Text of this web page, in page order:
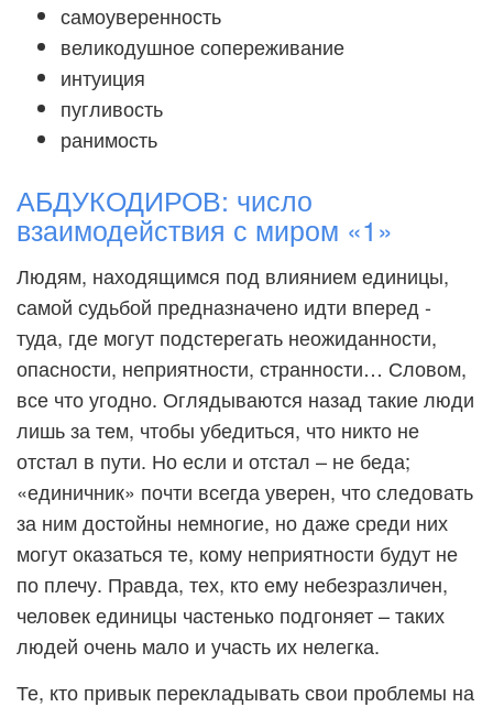
самоуверенность
великодушное сопереживание
интуиция
пугливость
ранимость
АБДУКОДИРОВ: число
взаимодействия с миром «1»
Людям, находящимся под влиянием единицы,
самой судьбой предназначено идти вперед -
туда, где могут подстерегать неожиданности,
опасности, неприятности, странности… Словом,
все что угодно. Оглядываются назад такие люди
лишь за тем, чтобы убедиться, что никто не
отстал в пути. Но если и отстал – не беда;
«единичник» почти всегда уверен, что следовать
за ним достойны немногие, но даже среди них
могут оказаться те, кому неприятности будут не
по плечу. Правда, тех, кто ему небезразличен,
человек единицы частенько подгоняет – таких
людей очень мало и участь их нелегка.
Те, кто привык перекладывать свои проблемы на